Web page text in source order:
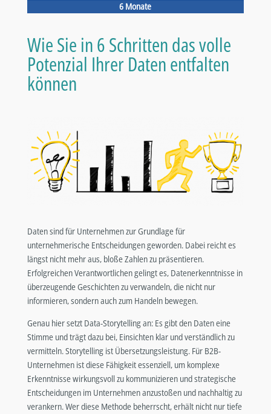
6 Monate
Wie Sie in 6 Schritten das volle
Potenzial Ihrer Daten entfalten
können
Daten sind für Unternehmen zur Grundlage für
unternehmerische Entscheidungen geworden. Dabei reicht es
längst nicht mehr aus, bloße Zahlen zu präsentieren.
Erfolgreichen Verantwortlichen gelingt es, Datenerkenntnisse in
überzeugende Geschichten zu verwandeln, die nicht nur
informieren, sondern auch zum Handeln bewegen.
Genau hier setzt Data-Storytelling an: Es gibt den Daten eine
Stimme und trägt dazu bei, Einsichten klar und verständlich zu
vermitteln. Storytelling ist Übersetzungsleistung. Für B2B-
Unternehmen ist diese Fähigkeit essenziell, um komplexe
Erkenntnisse wirkungsvoll zu kommunizieren und strategische
Entscheidungen im Unternehmen anzustoßen und nachhaltig zu
verankern. Wer diese Methode beherrscht, erhält nicht nur tiefe